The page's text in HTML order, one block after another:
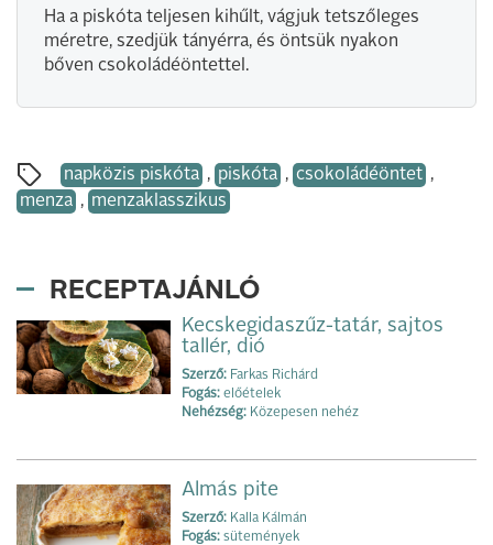
Ha a piskóta teljesen kihűlt, vágjuk tetszőleges
méretre, szedjük tányérra, és öntsük nyakon
bőven csokoládé­öntettel.
napközis piskóta , piskóta , csokoládéöntet ,
menza , menzaklasszikus
RECEPTAJÁNLÓ
Kecskegidaszűz-tatár, sajtos
tallér, dió
Szerző: Farkas Richárd
Fogás: előételek
Nehézség: Közepesen nehéz
Almás pite
Szerző: Kalla Kálmán
Fogás: sütemények